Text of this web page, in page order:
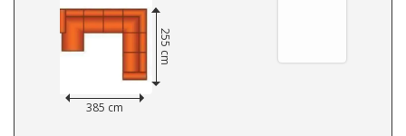
385 cm
255 cm